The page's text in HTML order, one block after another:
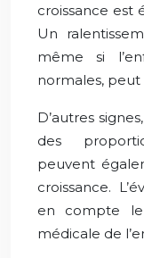
croissance est
Un
même si
normales, peut
D’autres
des
peuvent
croissance.
en compte le
médicale de